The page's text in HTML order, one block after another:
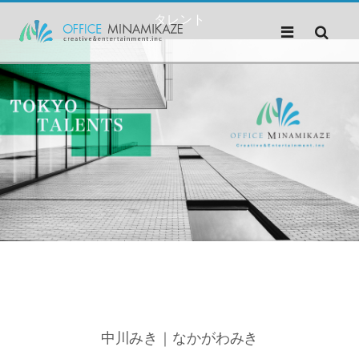
タレント
中川みき｜なかがわみき